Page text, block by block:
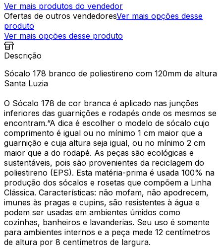
Ver mais produtos do vendedor
Ofertas de outros vendedoresVer mais opções desse
produto
Ver mais opções desse produto
Descrição
Sócalo 178 branco de poliestireno com 120mm de altura
Santa Luzia
O Sócalo 178 de cor branca é aplicado nas junções
inferiores das guarnições e rodapés onde os mesmos se
encontram.“A dica é escolher o modelo de sócalo cujo
comprimento é igual ou no mínimo 1 cm maior que a
guarnição e cuja altura seja igual, ou no mínimo 2 cm
maior que a do rodapé. As peças são ecológicas e
sustentáveis, pois são provenientes da reciclagem do
poliestireno (EPS). Esta matéria-prima é usada 100% na
produção dos sócalos e rosetas que compõem a Linha
Clássica. Características: não mofam, não apodrecem,
imunes às pragas e cupins, são resistentes à água e
podem ser usadas em ambientes úmidos como
cozinhas, banheiros e lavanderias. Seu uso é somente
para ambientes internos e a peça mede 12 centímetros
de altura por 8 centímetros de largura.